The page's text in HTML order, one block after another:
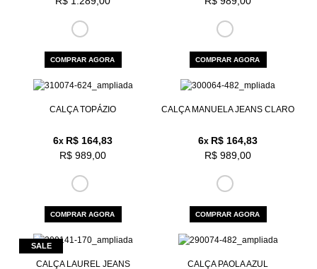
COMPRAR AGORA COMPRAR AGORA
CALÇA TOPÁZIO
6x R$ 164,83
R$ 989,00
COMPRAR AGORA
CALÇA MANUELA JEANS CLARO
6x R$ 164,83
R$ 989,00
COMPRAR AGORA
CALÇA LAUREL JEANS CALÇA PAOLA AZUL